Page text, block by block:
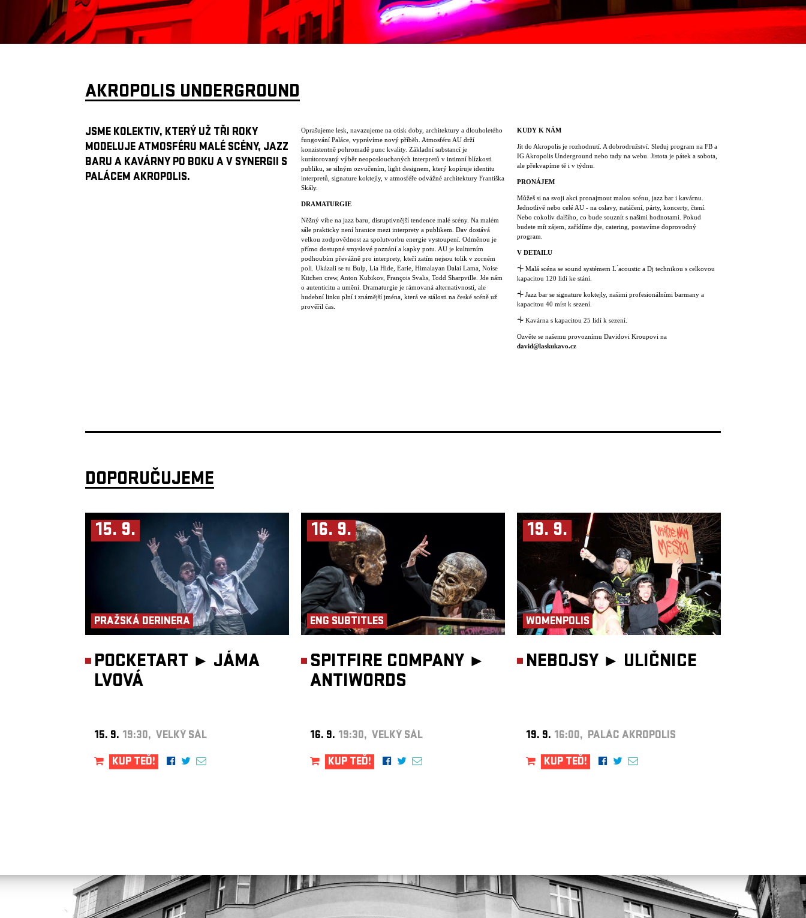
AKROPOLIS UNDERGROUND
JSME KOLEKTIV, KTERÝ UŽ TŘI ROKY
MODELUJE ATMOSFÉRU MALÉ SCÉNY, JAZZ
BARU A KAVÁRNY PO BOKU A V SYNERGII S
PALÁCEM AKROPOLIS.
Oprašujeme lesk, navazujeme na otisk doby, architektury a dlouholetého
fungování Paláce, vyprávíme nový příběh. Atmosféru AU drží
konzistentně pohromadě punc kvality. Základní substancí je
kurátorovaný výběr neoposlouchaných interpretů v intimní blízkosti
publiku, se silným ozvučením, light designem, který kopíruje identitu
interpretů, signature koktejly, v atmosféře odvážné architektury Františka
Skály.
DRAMATURGIE
Něžný vibe na jazz baru, disruptivnější tendence malé scény. Na malém
sále prakticky není hranice mezi interprety a publikem. Dav dostává
velkou zodpovědnost za spolutvorbu energie vystoupení. Odměnou je
přímo dostupné smyslové poznání a kapky potu. AU je kulturním
podhoubím převážně pro interprety, kteří zatím nejsou tolik v zorném
poli. Ukázali se tu Bulp, Lia Hide, Earie, Himalayan Dalai Lama, Noise
Kitchen crew, Anton Kubikov, François Svalis, Todd Sharpville. Jde nám
o autenticitu a umění. Dramaturgie je rámovaná alternativností, ale
hudební linku plní i známější jména, která ve stálosti na české scéně už
prověřil čas.
KUDY K NÁM
Jít do Akropolis je rozhodnutí. A dobrodružství. Sleduj program na FB a
IG Akropolis Underground nebo tady na webu. Jistota je pátek a sobota,
ale překvapíme tě i v týdnu.
PRONÁJEM
Můžeš si na svoji akci pronajmout malou scénu, jazz bar i kavárnu.
Jednotlivě nebo celé AU - na oslavy, natáčení, párty, koncerty, čtení.
Nebo cokoliv dalšího, co bude souznít s našimi hodnotami. Pokud
budete mít zájem, zařídíme dje, catering, postavíme doprovodný
program.
V DETAILU
⏆ Malá scéna se sound systémem L ́acoustic a Dj technikou s celkovou
kapacitou 120 lidí ke stání.
⏆ Jazz bar se signature koktejly, našimi profesionálními barmany a
kapacitou 40 míst k sezení.
⏆ Kavárna s kapacitou 25 lidí k sezení.
Ozvěte se našemu provoznímu Davidovi Kroupovi na
david@laskukavo.cz
DOPORUČUJEME
15. 9.
PRAŽSKÁ DERINERA
POCKETART ► JÁMA
LVOVÁ
15. 9. 19:30, VELKÝ SÁL
KUP TEĎ!
16. 9.
ENG SUBTITLES
SPITFIRE COMPANY ►
ANTIWORDS
16. 9. 19:30, VELKÝ SÁL
KUP TEĎ!
19. 9.
WOMENPOLIS
NEBOJSY ► ULIČNICE
19. 9. 16:00, PALÁC AKROPOLIS
KUP TEĎ!